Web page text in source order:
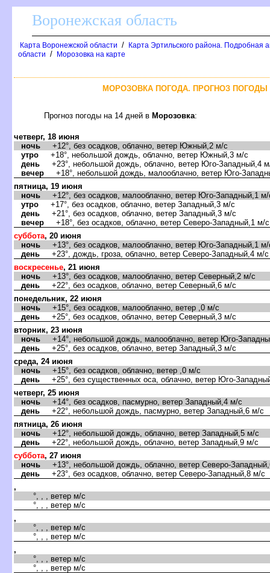
оронежская область
Карта Воронежской области /
Карта Эртильского района. Подробная
области / Морозовка на карте
МОРОЗОВКА ПОГОДА. ПРОГНОЗ
Прогноз погоды на 14 дней Морозовка:
четверг, 18 июня
ночь +12°, без осадков, облачно, ветер Южный,2 м/с
утро +18°, небольшой дождь, облачно, ветер Южный,3 м/с
день +23°, небольшой дождь, облачно, ветер Юго-Западный,4
ечер +18°, небольшой дождь, малооблачно, ветер Юго-
пятница, 19 июня
ночь +12°, без осадков, малооблачно, ветер Юго-Западный,1 м/
утро +17°, без осадков, облачно, ветер Западный,3 м/с
день +21°, без осадков, облачно, ветер Западный,3 м/с
ечер +18°, без осадков, облачно, ветер Северо-Западный,1 м/с
суббота, 20 июня
ночь +13°, без осадков, малооблачно, ветер Юго-Западный,1 м/
день +23°, дождь, гроза, облачно, ветер Северо-Западный,4 м/с
оскресенье, 21 июня
ночь +13°, без осадков, малооблачно, ветер Северный,2 м/с
день +22°, без осадков, облачно, ветер Северный,6 м/с
понедельник, 22 июня
ночь +15°, без осадков, малооблачно, ветер ,0 м/с
день +25°, без осадков, облачно, ветер Северный,3 м/с
торник, 23 июня
ночь +14°, небольшой дождь, малооблачно, ветер Юго-
день +25°, без осадков, облачно, ветер Западный,3 м/с
среда, 24 июня
ночь +15°, без осадков, облачно, ветер ,0 м/с
день +25°, без существенных оса, облачно, ветер Юго-
четверг, 25 июня
ночь +14°, без осадков, пасмурно, ветер Западный,4 м/с
день +22°, небольшой дождь, пасмурно, ветер Западный,6 м/с
пятница, 26 июня
ночь +12°, небольшой дождь, облачно, ветер Западный,5 м/с
день +22°, небольшой дождь, облачно, ветер Западный,9 м/с
суббота, 27 июня
ночь +13°, небольшой дождь, облачно, ветер Северо-
день +23°, без осадков, облачно, ветер Северо-Западный,8 м/с
,
°, , , ветер м/с
°, , , ветер м/с
,
°, , , ветер м/с
°, , , ветер м/с
,
°, , , ветер м/с
°, , , ветер м/с